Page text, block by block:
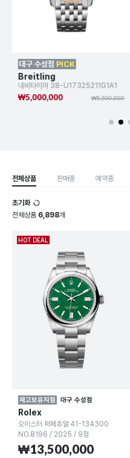
대구 수성점 PICK
Breitling
내비타이머 38-U17325211G1A1
₩5,000,000 ₩5,500,000
전체상품 판매중 예약중
초기화
전체상품 6,898개
HOT DEAL
재고보유지점 대구 수성점
Rolex
오이스터 퍼페츄얼 41-134300
NO.8196 / 2025 / 9점
₩13,500,000